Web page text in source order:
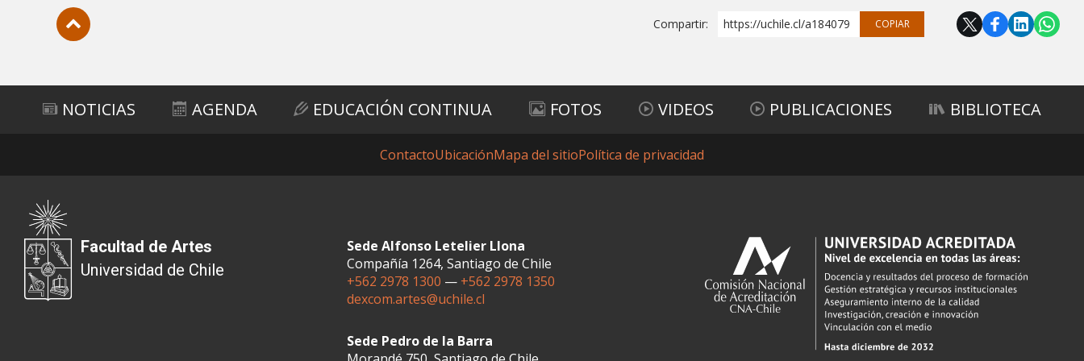
Compartir: https://uchile.cl/a184079 COPIAR
NOTICIAS AGENDA EDUCACIÓN CONTINUA FOTOS VIDEOS PUBLICACIONES BIBLIOTECA
ContactoUbicaciónMapa del sitioPolítica de privacidad
Facultad de Artes
Universidad de Chile
Sede Alfonso Letelier Llona
Compañía 1264, Santiago de Chile
+562 2978 1300 — +562 2978 1350
dexcom.artes@uchile.cl
Sede Pedro de la Barra